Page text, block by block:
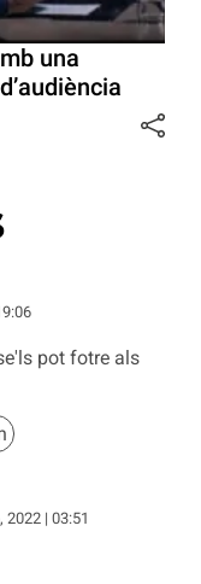
una
pot fotre als
2022 | 03:51